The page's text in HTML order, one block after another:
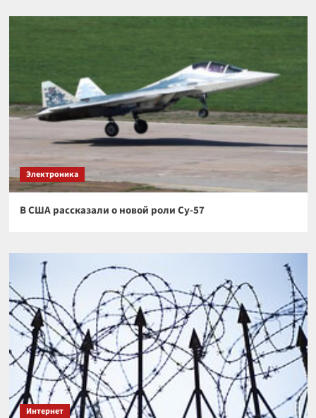
Электроника
В США рассказали о новой роли Су-57
Интернет